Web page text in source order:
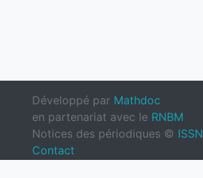
Développé par Mathdoc
en partenariat avec le RNBM
Notices des périodiques © ISSN
Contact